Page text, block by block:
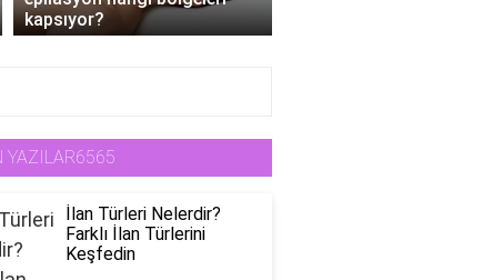
kapsıyor?
YAZILAR6565
İlan Türleri Nelerdir?
Farklı İlan Türlerini
Keşfedin